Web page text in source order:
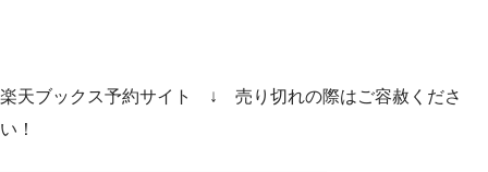
楽天ブックス予約サイト ↓ 売り切れの際はご容赦くださ
い！